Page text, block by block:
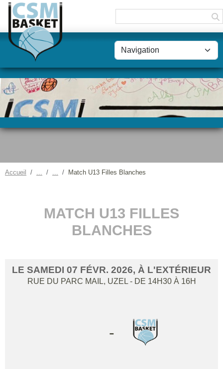
Accueil Match U13 Filles Blanches
MATCH U13 FILLES
BLANCHES
LE SAMEDI 07 FÉVR. 2026, À L'EXTÉRIEUR
RUE DU PARC MAIL, UZEL - DE 14H30 À 16H
-
Panneau de gestion des cookies